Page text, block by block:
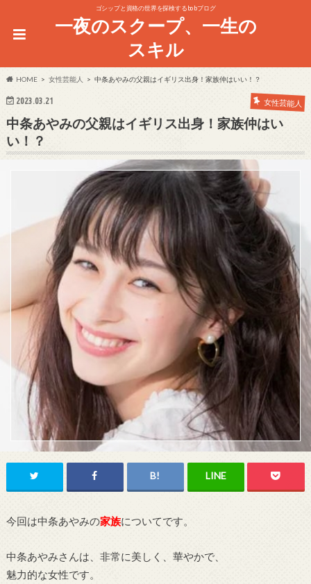
ゴシップと資格の世界を探検するbobブログ
一夜のスクープ、一生の
スキル
HOME 女性芸能人 中条あやみの父親はイギリス出身！家族仲はいい！？
2023.03.21 女性芸能人
中条あやみの父親はイギリス出身！家族仲はい
い！？
今回は中条あやみの家族についてです。
中条あやみさんは、非常に美しく、華やかで、
魅力的な女性です。